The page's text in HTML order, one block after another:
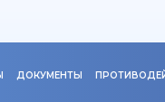
ДОКУМЕНТЫ